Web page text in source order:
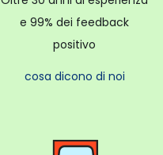
e 99% dei feedback
positivo
cosa dicono di noi